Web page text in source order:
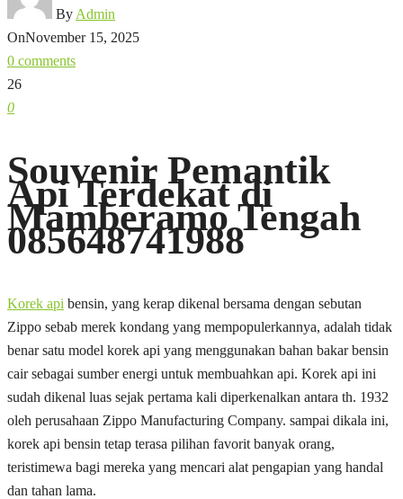
By Admin
OnNovember 15, 2025
0 comments
26
0
Souvenir Pemantik
Api Terdekat di
Mamberamo Tengah
085648741988
Korek api bensin, yang kerap dikenal bersama dengan sebutan
Zippo sebab merek kondang yang mempopulerkannya, adalah tidak
benar satu model korek api yang menggunakan bahan bakar bensin
cair sebagai sumber energi untuk membuahkan api. Korek api ini
sudah dikenal luas sejak pertama kali diperkenalkan antara th. 1932
oleh perusahaan Zippo Manufacturing Company. sampai dikala ini,
korek api bensin tetap terasa pilihan favorit banyak orang,
teristimewa bagi mereka yang mencari alat pengapian yang handal
dan tahan lama.